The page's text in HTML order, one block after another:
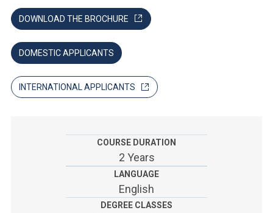
Ricerca
Facoltà e campus
ACCEDI ALLA MAIL ICATT
SEI UN DOCENTE O UN MEMBRO DELLO STAFF
ACCEDI A CLOUDMAIL
DOWNLOAD THE BROCHURE
DOMESTIC APPLICANTS
INTERNATIONAL APPLICANTS
COURSE DURATION
2 Years
LANGUAGE
English
DEGREE CLASSES